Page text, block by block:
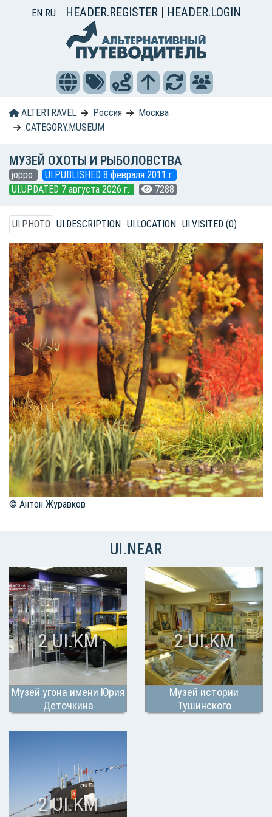
EN RU HEADER.REGISTER | HEADER.LOGIN
ALTERTRAVEL Россия
Москва
CATEGORY.MUSEUM
МУЗЕЙ ОХОТЫ И РЫБОЛОВСТВА
joppo
UI.PUBLISHED 8 февраля 2011 г.
UI.UPDATED 7 августа 2026 г.
7288
UI.PHOTO UI.DESCRIPTION UI.LOCATION UI.VISITED (0)
© Антон Журавков
UI.NEAR
Музей угона имени Юрия
Деточкина
2 UI.KM
Музей истории
Тушинского
2 UI.KM
2 UI.KM